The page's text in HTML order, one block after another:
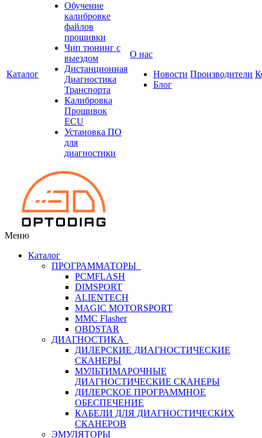
Каталог
Обучение
калибровке
файлов
прошивки
Чип тюнинг с
выездом
Дистанционная
Диагностика
Транспорта
Калибровка
Прошивок
ECU
Установка ПО
для
диагностики
О нас
Новости
Блог
Производители
Меню
Каталог
ПРОГРАММАТОРЫ
PCMFLASH
DIMSPORT
ALIENTECH
MAGIC MOTORSPORT
MMC Flasher
OBDSTAR
ДИАГНОСТИКА
ДИЛЕРСКИЕ ДИАГНОСТИЧЕСКИЕ
СКАНЕРЫ
МУЛЬТИМАРОЧНЫЕ
ДИАГНОСТИЧЕСКИЕ СКАНЕРЫ
ДИЛЕРСКОЕ ПРОГРАММНОЕ
ОБЕСПЕЧЕНИЕ
КАБЕЛИ ДЛЯ ДИАГНОСТИЧЕСКИХ
СКАНЕРОВ
ЭМУЛЯТОРЫ